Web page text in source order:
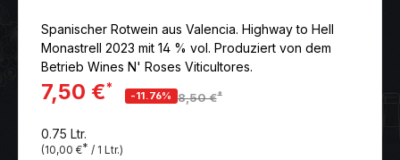
Spanischer Rotwein aus Valencia. Highway to Hell
Monastrell 2023 mit 14 % vol. Produziert von dem
Betrieb Wines N' Roses Viticultores.
7,50 €*
-11.76% 8,50 €*
0.75 Ltr.
(10,00 €* / 1 Ltr.)